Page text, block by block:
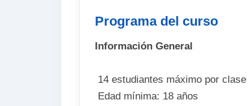
Programa del curso
Información General
 14 estudiantes máximo por clase
 Edad mínima: 18 años